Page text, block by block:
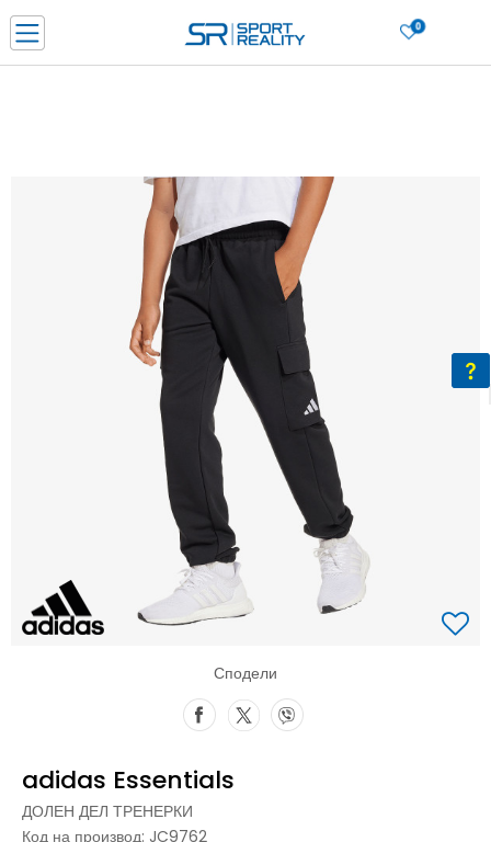
0
& COLLECT Платете со картичка online и подигнете во продавницата по ваш
Ценовник
ДОЗНАЈ ПОВЕЌЕ
Сподели
adidas Essentials
ДОЛЕН ДЕЛ ТРЕНЕРКИ
Код на производ: JC9762